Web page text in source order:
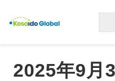
2025年9月